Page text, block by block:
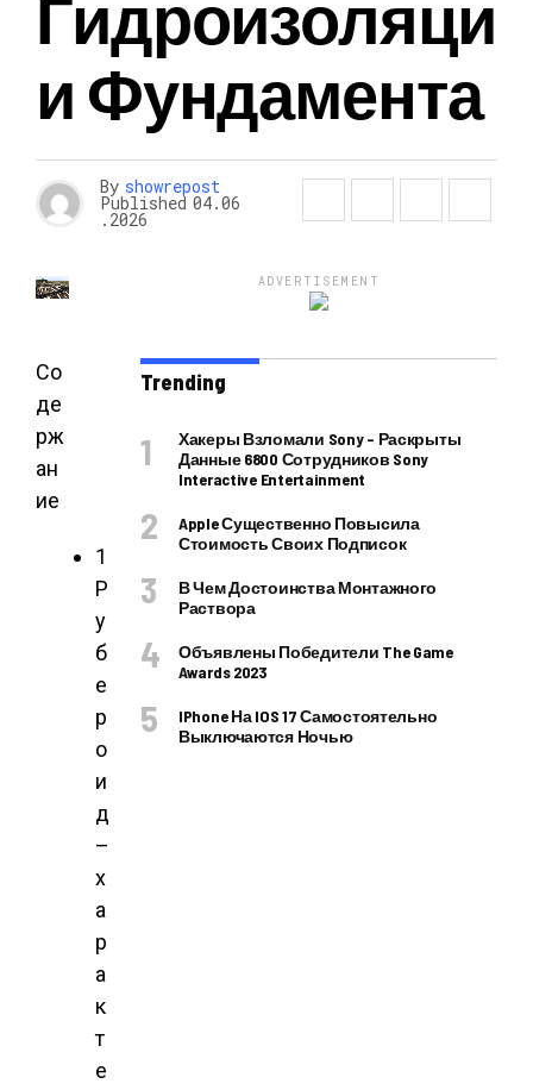
Гидроизоляци
И Фундамента
By showrepost
Published 04.06
.2026
Со
де
рж
ан
ие
1
Р
у
б
е
р
о
и
д
–
х
а
р
а
к
т
е
ADVERTISEMENT
Trending
Хакеры Взломали Sony – Раскрыты
Данные 6800 Сотрудников Sony
Interactive Entertainment
Apple Существенно Повысила
Стоимость Своих Подписок
В Чем Достоинства Монтажного
Раствора
Объявлены Победители The Game
Awards 2023
IPhone На IOS 17 Самостоятельно
Выключаются Ночью